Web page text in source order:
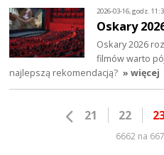
2026-03-16, godz.
Oskary
Oskary 2026
filmów warto
najlepszą rekomendacją? » więcej
21 22
6662 na